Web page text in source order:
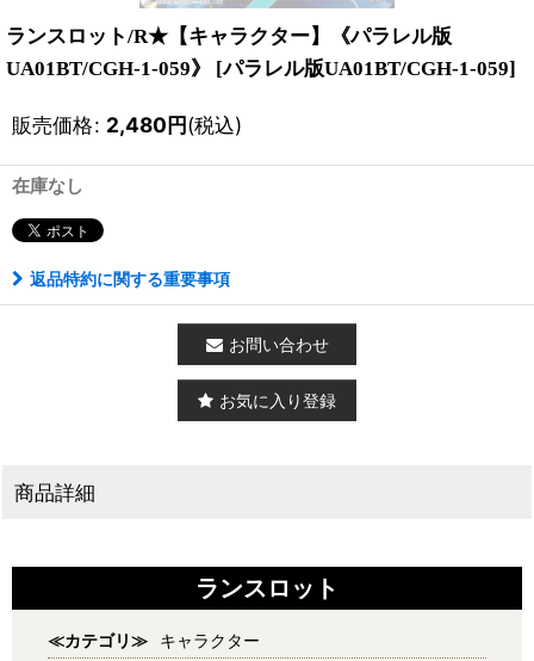
ランスロット/R★【キャラクター】《パラレル版
UA01BT/CGH-1-059》
[パラレル版UA01BT/CGH-1-059]
販売価格: 2,480円(税込)
在庫なし
返品特約に関する重要事項
お問い合わせ
お気に入り登録
商品詳細
ランスロット
≪カテゴリ≫
キャラクター